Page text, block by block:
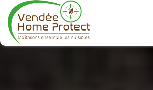
Panneau de gestion des cookies